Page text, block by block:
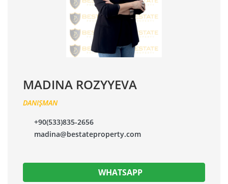
MADINA ROZYYEVA
DANIŞMAN
+90(533)835-2656
madina@bestateproperty.com
WHATSAPP